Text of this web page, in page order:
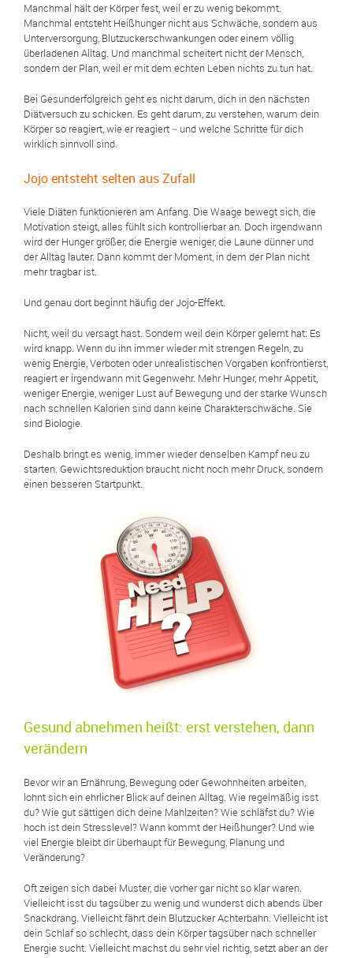
Manchmal hält der Körper fest, weil er zu wenig bekommt.
Manchmal entsteht Heißhunger nicht aus Schwäche, sondern aus
Unterversorgung, Blutzuckerschwankungen oder einem völlig
überladenen Alltag. Und manchmal scheitert nicht der Mensch,
sondern der Plan, weil er mit dem echten Leben nichts zu tun hat.
Bei Gesunderfolgreich geht es nicht darum, dich in den nächsten
Diätversuch zu schicken. Es geht darum, zu verstehen, warum dein
Körper so reagiert, wie er reagiert – und welche Schritte für dich
wirklich sinnvoll sind.
Jojo entsteht selten aus Zufall
Viele Diäten funktionieren am Anfang. Die Waage bewegt sich, die
Motivation steigt, alles fühlt sich kontrollierbar an. Doch irgendwann
wird der Hunger größer, die Energie weniger, die Laune dünner und
der Alltag lauter. Dann kommt der Moment, in dem der Plan nicht
mehr tragbar ist.
Und genau dort beginnt häufig der Jojo-Effekt.
Nicht, weil du versagt hast. Sondern weil dein Körper gelernt hat: Es
wird knapp. Wenn du ihn immer wieder mit strengen Regeln, zu
wenig Energie, Verboten oder unrealistischen Vorgaben konfrontierst,
reagiert er irgendwann mit Gegenwehr. Mehr Hunger, mehr Appetit,
weniger Energie, weniger Lust auf Bewegung und der starke Wunsch
nach schnellen Kalorien sind dann keine Charakterschwäche. Sie
sind Biologie.
Deshalb bringt es wenig, immer wieder denselben Kampf neu zu
starten. Gewichtsreduktion braucht nicht noch mehr Druck, sondern
einen besseren Startpunkt.
Gesund abnehmen heißt: erst verstehen, dann
verändern
Bevor wir an Ernährung, Bewegung oder Gewohnheiten arbeiten,
lohnt sich ein ehrlicher Blick auf deinen Alltag. Wie regelmäßig isst
du? Wie gut sättigen dich deine Mahlzeiten? Wie schläfst du? Wie
hoch ist dein Stresslevel? Wann kommt der Heißhunger? Und wie
viel Energie bleibt dir überhaupt für Bewegung, Planung und
Veränderung?
Oft zeigen sich dabei Muster, die vorher gar nicht so klar waren.
Vielleicht isst du tagsüber zu wenig und wunderst dich abends über
Snackdrang. Vielleicht fährt dein Blutzucker Achterbahn. Vielleicht ist
dein Schlaf so schlecht, dass dein Körper tagsüber nach schneller
Energie sucht. Vielleicht machst du sehr viel richtig, setzt aber an der